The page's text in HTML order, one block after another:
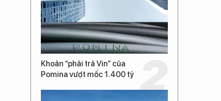
Khoản “phải trả Vin” của
Pomina vượt mốc 1.400 tỷ